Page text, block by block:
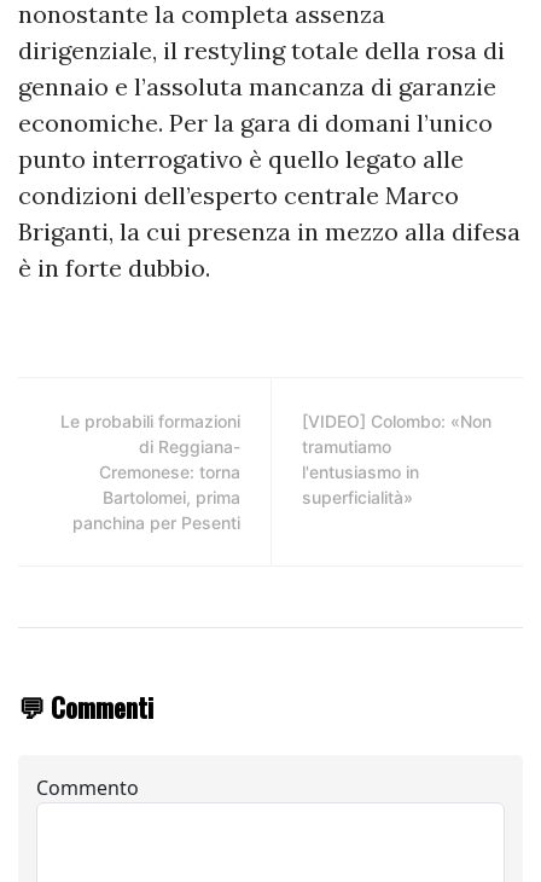
nonostante la completa assenza
dirigenziale, il restyling totale della rosa di
gennaio e l’assoluta mancanza di garanzie
economiche. Per la gara di domani l’unico
punto interrogativo è quello legato alle
condizioni dell’esperto centrale Marco
Briganti, la cui presenza in mezzo alla difesa
è in forte dubbio.
Le probabili formazioni
di Reggiana-
Cremonese: torna
Bartolomei, prima
panchina per Pesenti
[VIDEO] Colombo: «Non
tramutiamo
l'entusiasmo in
superficialità»
💬 Commenti